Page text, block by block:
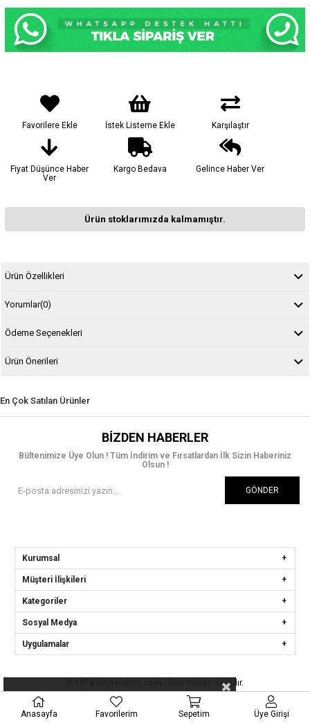
Favorilere Ekle İstek Listeme Ekle Karşılaştır
Fiyat Düşünce Haber
Ver
Kargo Bedava Gelince Haber Ver
Ürün stoklarımızda kalmamıştır.
Ürün Özellikleri
Yorumlar(0)
Ödeme Seçenekleri
Ürün Önerileri
En Çok Satılan Ürünler
BIZDEN HABERLER
Bültenimize Üye Olun ! Tüm İndirim ve Fırsatlardan İlk Sizin Haberiniz
Olsun !
GÖNDER
Kurumsal
Müşteri İlişkileri
Kategoriler
Sosyal Medya
Uygulamalar
- Tüm Hakları Saklıdır.
Anasayfa Favorilerim Sepetim Üye Girişi